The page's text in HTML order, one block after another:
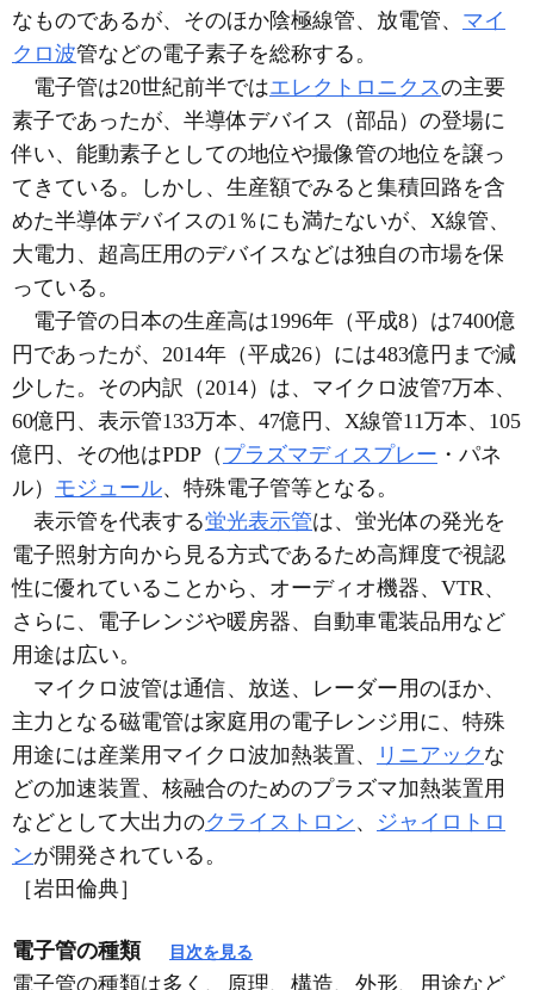
なものであるが、そのほか陰極線管、放電管、 マイ
クロ波管などの電子素子を総称する。
電子管は20世紀前半ではエレクトロニクスの主要
素子であったが、半導体デバイス（部品）の登場に
伴い、能動素子としての地位や撮像管の地位を譲っ
てきている。しかし、生産額でみると集積回路を含
めた半導体デバイスの1％にも満たないが、X線管、
大電力、超高圧用のデバイスなどは独自の市場を保
っている。
電子管の日本の生産高は1996年（平成8）は7400億
円であったが、2014年（平成26）には483億円まで減
少した。その内訳（2014）は、マイクロ波管7万本、
60億円、表示管133万本、47億円、X線管11万本、105
億円、その他はPDP（ プラズマディスプレー ・パネ
ル） モジュール、特殊電子管等となる。
表示管を代表する蛍光表示管は、蛍光体の発光を
電子照射方向から見る方式であるため高輝度で視認
性に優れていることから、オーディオ機器、VTR、
さらに、電子レンジや暖房器、自動車電装品用など
用途は広い。
マイクロ波管は通信、放送、レーダー用のほか、
主力となる磁電管は家庭用の電子レンジ用に、特殊
用途には産業用マイクロ波加熱装置、
リニアック な
どの加速装置、核融合のためのプラズマ加熱装置用
などとして大出力のクライストロン、 ジャイロトロ
ンが開発されている。
［岩田倫典］
電子管の種類 目次を見る
電子管の種類は多く、原理、構造、外形、用途など